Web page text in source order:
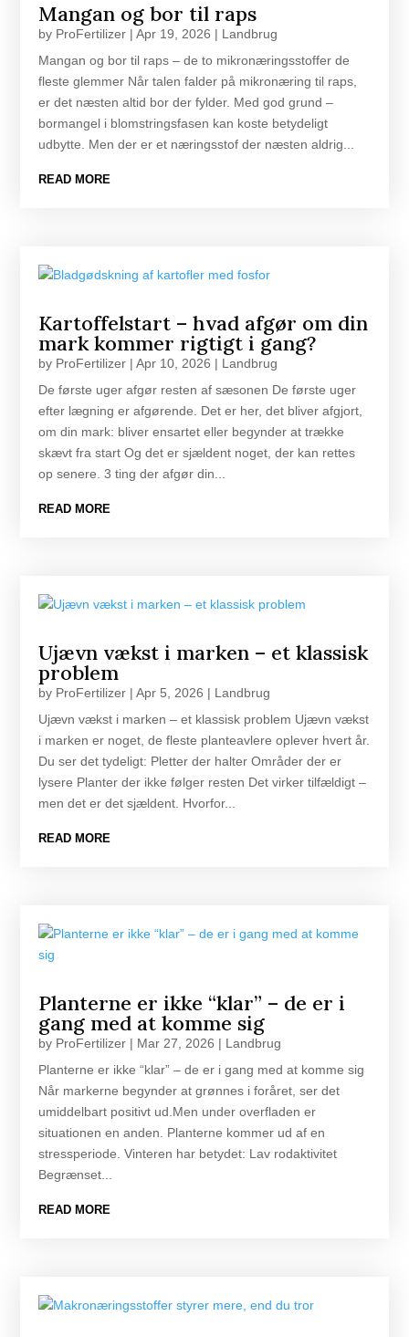
Mangan og bor til raps
by ProFertilizer |Apr 19, 2026 | Landbrug
Mangan og bor til raps – de to mikronæringsstoffer de
fleste glemmer Når talen falder på mikronæring til raps,
er det næsten altid bor der fylder. Med god grund –
bormangel i blomstringsfasen kan koste betydeligt
udbytte. Men der er et næringsstof der næsten aldrig...
READ MORE
Kartoffelstart – hvad afgør om din
mark kommer rigtigt i gang?
by ProFertilizer |Apr 10, 2026 | Landbrug
De første uger afgør resten af sæsonen De første uger
efter lægning er afgørende. Det er her, det bliver afgjort,
om din mark: bliver ensartet eller begynder at trække
skævt fra start Og det er sjældent noget, der kan rettes
op senere. 3 ting der afgør din...
READ MORE
Ujævn vækst i marken – et klassisk
problem
by ProFertilizer |Apr 5, 2026 | Landbrug
Ujævn vækst i marken – et klassisk problem Ujævn vækst
i marken er noget, de fleste planteavlere oplever hvert år.
Du ser det tydeligt: Pletter der halter Områder der er
lysere Planter der ikke følger resten Det virker tilfældigt –
men det er det sjældent. Hvorfor...
READ MORE
Planterne er ikke “klar” – de er i
gang med at komme sig
by ProFertilizer | Mar 27, 2026 | Landbrug
Planterne er ikke “klar” – de er i gang med at komme sig
Når markerne begynder at grønnes i foråret, ser det
umiddelbart positivt ud.Men under overfladen er
situationen en anden. Planterne kommer ud af en
stressperiode. Vinteren har betydet: Lav rodaktivitet
Begrænset...
READ MORE